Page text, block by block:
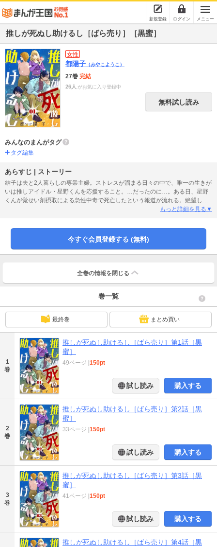
新規登録 ログイン メニュー
推しが死ぬし助けるし［ばら売り］［黒蜜］
女性
都陽子 （みやこようこ）
27巻 完結
26人 がお気に入り登録中
無料試し読み
みんなのまんがタグ
タグ編集
あらすじ | ストーリー
結子は夫と2人暮らしの専業主婦。ストレスが溜まる日々の中で、唯一の生きが
いは推しアイドル・星野くんを応援すること。…だったのに…。ある日、星野
くんが覚せい剤摂取による急性中毒で死亡したという報道が流れる。絶望し、
星野くんの残像を追いかけて事故に遭ってしまった結子。目を覚ますと、その
けるラブストーリー！（47ページ）
もっと詳細を見る▼
今すぐ会員登録する (無料)
全巻の情報を 閉じる
巻一覧
最終巻 まとめ買い
1
巻
推しが死ぬし助けるし［ばら売り］第1話［黒
蜜］
49ページ 150pt
試し読み 購入する
2
巻
推しが死ぬし助けるし［ばら売り］第2話［黒
蜜］
33ページ 150pt
試し読み 購入する
3
巻
推しが死ぬし助けるし［ばら売り］第3話［黒
蜜］
41ページ 150pt
試し読み 購入する
推しが死ぬし助けるし［ばら売り］第4話［黒